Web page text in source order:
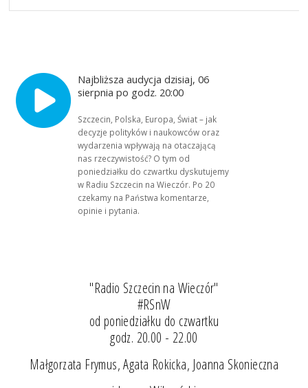
Najbliższa audycja dzisiaj, 06
sierpnia po godz. 20:00
Szczecin, Polska, Europa, Świat – jak
decyzje polityków i naukowców oraz
wydarzenia wpływają na otaczającą
nas rzeczywistość? O tym od
poniedziałku do czwartku dyskutujemy
w Radiu Szczecin na Wieczór. Po 20
czekamy na Państwa komentarze,
opinie i pytania.
"Radio Szczecin na Wieczór"
#RSnW
od poniedziałku do czwartku
godz. 20.00 - 22.00
Małgorzata Frymus, Agata Rokicka, Joanna Skonieczna